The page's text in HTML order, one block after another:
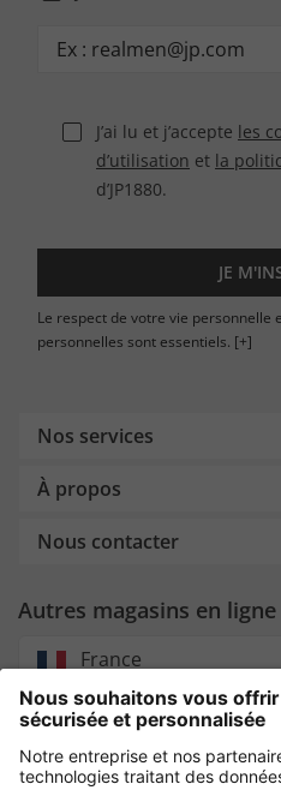
J’ai lu et j’accepte les
d’utilisation et la
d’JP1880.
JE
Le respect de votre vie personnelle
personnelles sont essentiels. [+]
Nos services
À propos
Nous contacter
Autres magasins en ligne
France
Payment and Delivery